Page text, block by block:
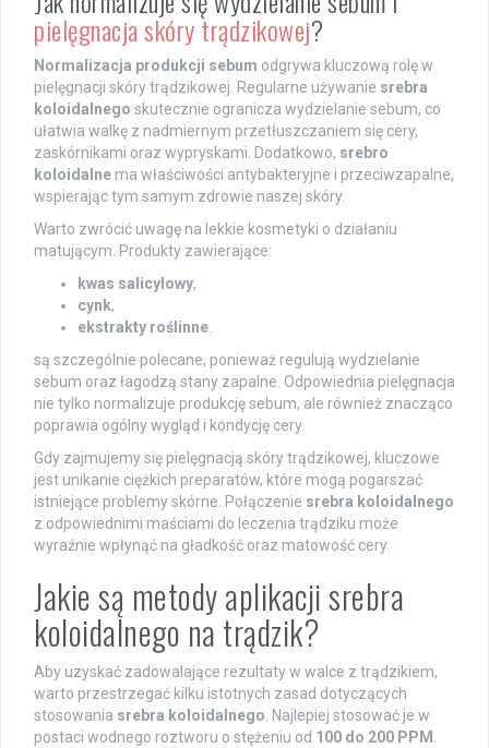
pielęgnacja skóry trądzikowej?
Normalizacja produkcji sebum odgrywa kluczową rolę w
pielęgnacji skóry trądzikowej. Regularne używanie srebra
koloidalnego skutecznie ogranicza wydzielanie sebum, co
ułatwia walkę z nadmiernym przetłuszczaniem się cery,
zaskórnikami oraz wypryskami. Dodatkowo, srebro
koloidalne ma właściwości antybakteryjne i przeciwzapalne,
wspierając tym samym zdrowie naszej skóry.
Warto zwrócić uwagę na lekkie kosmetyki o działaniu
matującym. Produkty zawierające:
kwas salicylowy,
cynk,
ekstrakty roślinne
są szczególnie polecane, ponieważ regulują wydzielanie
sebum oraz łagodzą stany zapalne. Odpowiednia pielęgnacja
nie tylko normalizuje produkcję sebum, ale również znacząco
poprawia ogólny wygląd i kondycję cery.
Gdy zajmujemy się pielęgnacją skóry trądzikowej, kluczowe
jest unikanie ciężkich preparatów, które mogą pogarszać
istniejące problemy skórne. Połączenie srebra koloidalnego
z odpowiednimi maściami do leczenia trądziku może
wyraźnie wpłynąć na gładkość oraz matowość cery.
Jakie są metody aplikacji srebra
koloidalnego na trądzik?
Aby uzyskać zadowalające rezultaty w walce z trądzikiem,
warto przestrzegać kilku istotnych zasad dotyczących
stosowania srebra koloidalnego . Najlepiej stosować je w
postaci wodnego roztworu o stężeniu od 100 do 200 PPM